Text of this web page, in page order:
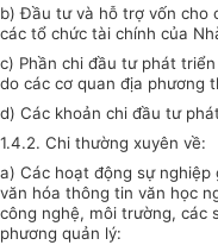
b) Đầu tư và hỗ trợ vốn cho
các tổ chức tài chính của
c) Phần chi đầu tư phát
do các cơ quan địa phương
d) Các khoản chi đầu tư
1.4.2. Chi thường xuyên về:
a) Các hoạt động sự
văn hóa thông tin văn học
công nghệ, môi trường, các
phương quản lý: